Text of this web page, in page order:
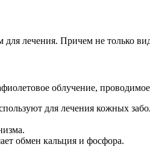
лечения. Причем не только
облучение,
для лечения кожных
обмен кальция и фосфора.